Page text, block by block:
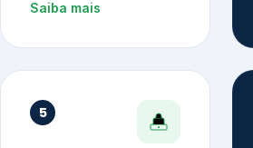
Saiba mais
5